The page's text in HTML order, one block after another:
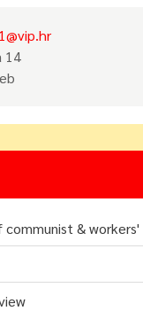
14
& workers'